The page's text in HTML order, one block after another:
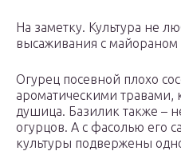
На заметку. Культура не
высаживания с майораном
Огурец посевной плохо
ароматическими травами,
душица. Базилик также –
огурцов. А с фасолью его
культуры подвержены